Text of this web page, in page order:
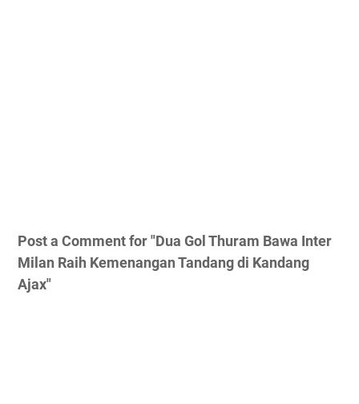
Post a Comment for "Dua Gol Thuram Bawa Inter
Milan Raih Kemenangan Tandang di Kandang
Ajax"